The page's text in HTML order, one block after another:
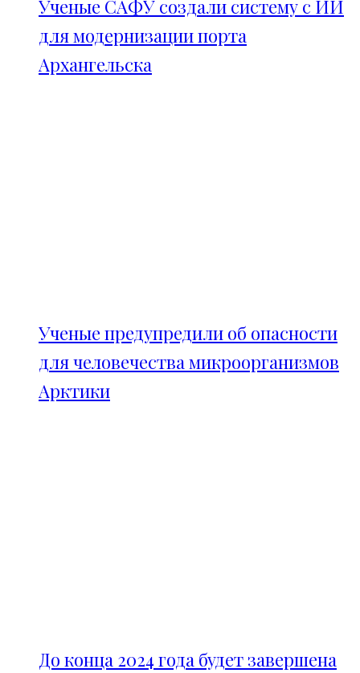
Ученые САФУ создали систему с ИИ
для модернизации порта
Архангельска
Ученые предупредили об опасности
для человечества микроорганизмов
Арктики
До конца 2024 года будет завершена